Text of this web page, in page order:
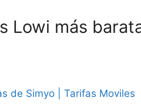
Lowi más
de Simyo | Tarifas Moviles